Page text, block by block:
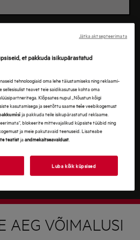
terms and conditions.
we process your personal
our
AEG VÕIMALUSI
et pakkuda isikupärastatud
tehnoloogiaid oma lehe täiustamiseks ning reklaami-
sellesisulist teavet teie saidikasutuse kohta oma
Klõpsates nupul „Nõustun kõigi
kasutamisega ja seetõttu saameteieveebikogemust
ja pakkuda teile isikupärastatud reklaame.
blokeerite mittevajalikud küpsiste tüübid ning
ja meie pakutavaid teenuseid. Lisateabe
teatistjaandmekaitseavaldust
Luba kõik küpsised
Jätka aktsepteerimata